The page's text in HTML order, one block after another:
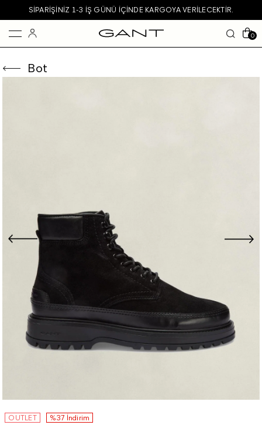
SIPARIŞINIZ 1-3 IŞ GÜNÜ IÇINDE KARGOYA VERILECEKTIR.
0
Bot
OUTLET %37 İndirim